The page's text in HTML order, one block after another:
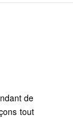
de
tout